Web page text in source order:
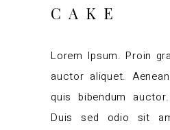
CAKE
Lorem Ipsum. Proin
auctor aliquet.
quis bibendum
Duis sed odio sit